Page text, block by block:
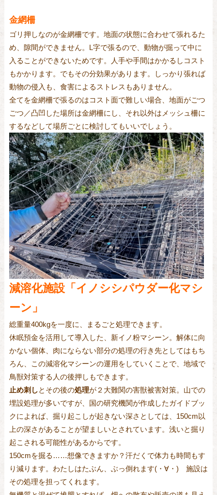
金網柵
ゴリ押しなのが金網柵です。地面の状態に合わせて張れるた
め、隙間ができません。L字で張るので、動物が掘って中に
入ることができないためです。人手や手間はかかるしコスト
もかかります。でもその分効果があります。しっかり張れば
動物の侵入も、食害によるストレスもありません。
全てを金網柵で張るのはコスト面で難しい場合、地面がごつ
ごつ／凸凹した場所は金網柵にし、それ以外はメッシュ柵に
するなどして場所ごとに検討してもいいでしょう。
減溶化施設「イノシシパウダー化マシ
ーン」
総重量400kgを一度に、まるごと処理できます。
休眠預金を活用して導入した、新イノ粉マシーン。解体に向
かない個体、肉にならない部分の処理の行き先としてはもち
ろん、この減溶化マシーンの運用をしていくことで、地域で
鳥獣対策する人の後押しもできます。
止め刺しとその後の処理が２大難関の害獣被害対策。山での
埋設処理が多いですが、国の研究機関が作成したガイドブッ
クによれば、 掘り起こしが起きない深さとしては、 150cm以
上の深さがあることが望ましいとされています。浅いと掘り
起こされる可能性があるからです。
150cmを掘る……想像できますか？汗だくで体力も時間もす
り減ります。わたしはたぶん、ぶっ倒れます(・∀・) 施設は
その処理を担ってくれます。